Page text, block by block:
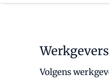
Volgens